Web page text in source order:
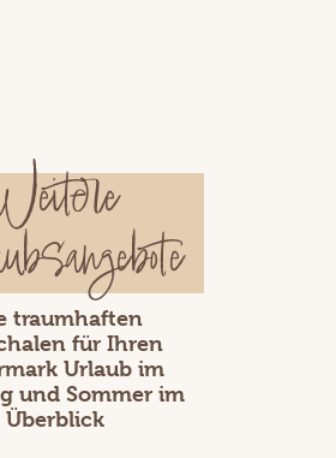
traumhaften
für Ihren
Urlaub im
und Sommer im
Überblick